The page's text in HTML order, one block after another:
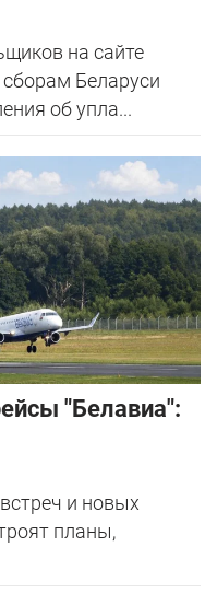
на сайте
Беларуси
об упла...
"Белавиа":
и новых
планы,